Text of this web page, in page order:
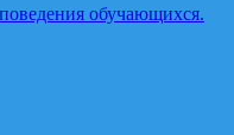
обучающихся.